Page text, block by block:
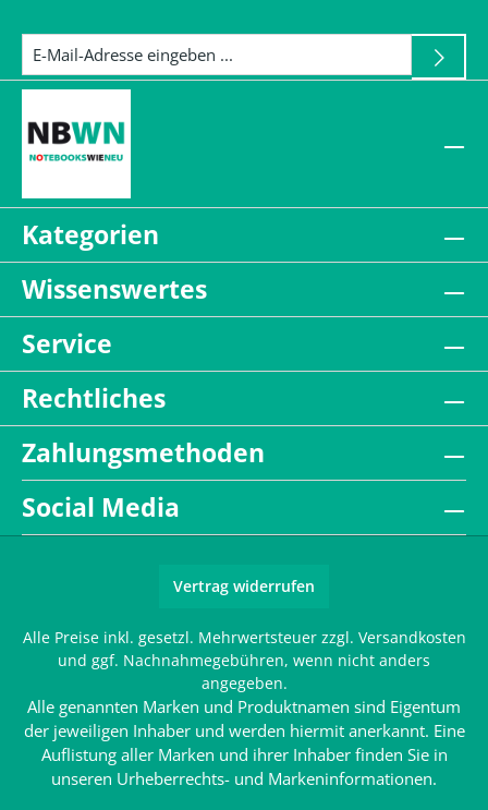
Kategorien
Wissenswertes
Service
Rechtliches
Zahlungsmethoden
Social Media
Vertrag widerrufen
Alle Preise inkl. gesetzl. Mehrwertsteuer zzgl. Versandkosten
und ggf. Nachnahmegebühren, wenn nicht anders
angegeben.
Alle genannten Marken und Produktnamen sind Eigentum
der jeweiligen Inhaber und werden hiermit anerkannt. Eine
Auflistung aller Marken und ihrer Inhaber finden Sie in
unseren Urheberrechts- und Markeninformationen.